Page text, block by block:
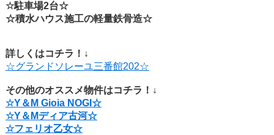
☆駐車場2台☆
☆積水ハウス施工の軽量鉄骨造☆
詳しくはコチラ！↓
☆グランドソレーユ三番館202☆
その他のオススメ物件はコチラ！↓
☆Y＆M Gioia NOGI☆
☆Y＆Mディア古河☆
☆フェリオ乙女☆